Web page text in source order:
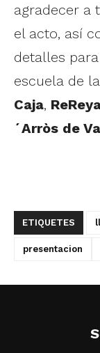
agradecer a
el acto, así
detalles
escuela de
Caja,
´Arròs de
ETIQUETES
presentacion